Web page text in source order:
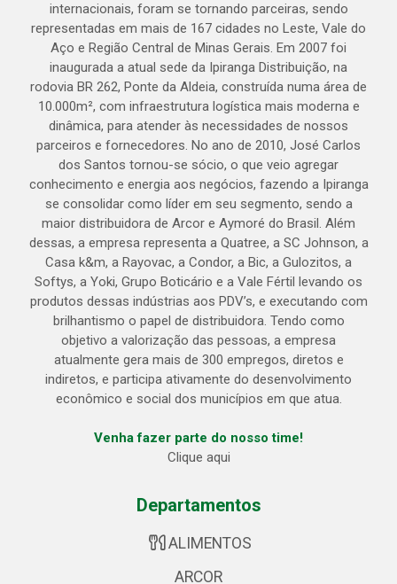
internacionais, foram se tornando parceiras, sendo
representadas em mais de 167 cidades no Leste, Vale do
Aço e Região Central de Minas Gerais. Em 2007 foi
inaugurada a atual sede da Ipiranga Distribuição, na
rodovia BR 262, Ponte da Aldeia, construída numa área de
10.000m², com infraestrutura logística mais moderna e
dinâmica, para atender às necessidades de nossos
parceiros e fornecedores. No ano de 2010, José Carlos
dos Santos tornou-se sócio, o que veio agregar
conhecimento e energia aos negócios, fazendo a Ipiranga
se consolidar como líder em seu segmento, sendo a
maior distribuidora de Arcor e Aymoré do Brasil. Além
dessas, a empresa representa a Quatree, a SC Johnson, a
Casa k&m, a Rayovac, a Condor, a Bic, a Gulozitos, a
Softys, a Yoki, Grupo Boticário e a Vale Fértil levando os
produtos dessas indústrias aos PDV’s, e executando com
brilhantismo o papel de distribuidora. Tendo como
objetivo a valorização das pessoas, a empresa
atualmente gera mais de 300 empregos, diretos e
indiretos, e participa ativamente do desenvolvimento
econômico e social dos municípios em que atua.
Venha fazer parte do nosso time!
Clique aqui
Departamentos
ALIMENTOS
ARCOR